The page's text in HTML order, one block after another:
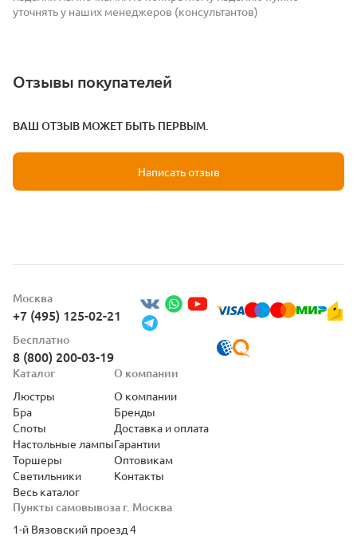
уточнять у наших менеджеров (консультантов)
Отзывы покупателей
ВАШ ОТЗЫВ МОЖЕТ БЫТЬ ПЕРВЫМ.
Написать отзыв
Москва
+7 (495) 125-02-21
Бесплатно
8 (800) 200-03-19
Пункты самовывоза г. Москва
1-й Вязовский проезд 4
Каталог
Люстры
Бра
Споты
Настольные лампы
Торшеры
Светильники
Весь каталог
О компании
О компании
Бренды
Доставка и оплата
Гарантии
Оптовикам
Контакты